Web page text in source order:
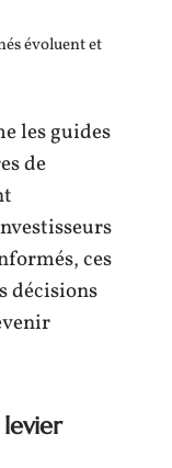
évoluent et
les guides
de
ces
décisions
levier